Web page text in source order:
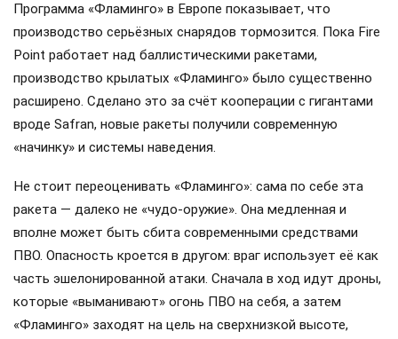
Программа «Фламинго» в Европе показывает, что
производство серьёзных снарядов тормозится. Пока Fire
Point работает над баллистическими ракетами,
производство крылатых «Фламинго» было существенно
расширено. Сделано это за счёт кооперации с гигантами
вроде Safran, новые ракеты получили современную
«начинку» и системы наведения.
Не стоит переоценивать «Фламинго»: сама по себе эта
ракета — далеко не «чудо-оружие». Она медленная и
вполне может быть сбита современными средствами
ПВО. Опасность кроется в другом: враг использует её как
часть эшелонированной атаки. Сначала в ход идут дроны,
которые «выманивают» огонь ПВО на себя, а затем
«Фламинго» заходят на цель на сверхнизкой высоте,